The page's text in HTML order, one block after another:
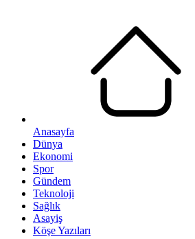
Anasayfa
Dünya
Ekonomi
Spor
Gündem
Teknoloji
Sağlık
Asayiş
Köşe Yazıları